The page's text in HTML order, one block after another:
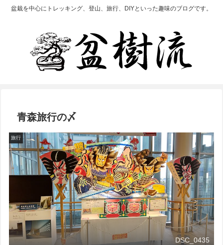
盆栽を中心にトレッキング、登山、旅行、DIYといった趣味のブログです。
青森旅行の〆
旅行
DSC_0435